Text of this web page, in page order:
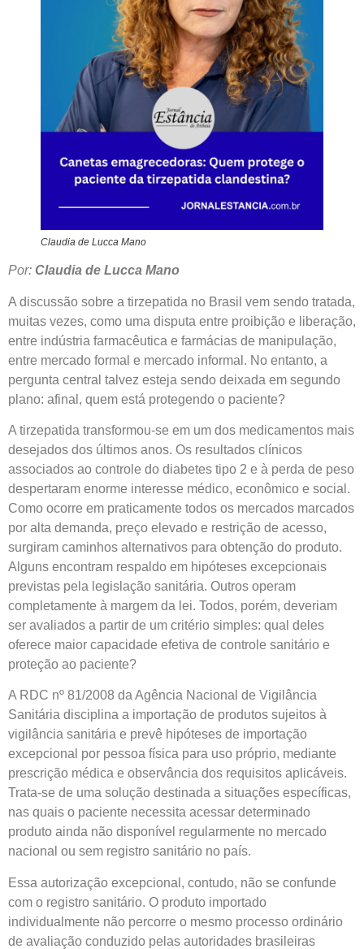
Claudia de Lucca Mano
Por: Claudia de Lucca Mano
A discussão sobre a tirzepatida no Brasil vem sendo tratada,
muitas vezes, como uma disputa entre proibição e liberação,
entre indústria farmacêutica e farmácias de manipulação,
entre mercado formal e mercado informal. No entanto, a
pergunta central talvez esteja sendo deixada em segundo
plano: afinal, quem está protegendo o paciente?
A tirzepatida transformou-se em um dos medicamentos mais
desejados dos últimos anos. Os resultados clínicos
associados ao controle do diabetes tipo 2 e à perda de peso
despertaram enorme interesse médico, econômico e social.
Como ocorre em praticamente todos os mercados marcados
por alta demanda, preço elevado e restrição de acesso,
surgiram caminhos alternativos para obtenção do produto.
Alguns encontram respaldo em hipóteses excepcionais
previstas pela legislação sanitária. Outros operam
completamente à margem da lei. Todos, porém, deveriam
ser avaliados a partir de um critério simples: qual deles
oferece maior capacidade efetiva de controle sanitário e
proteção ao paciente?
A RDC nº 81/2008 da Agência Nacional de Vigilância
Sanitária disciplina a importação de produtos sujeitos à
vigilância sanitária e prevê hipóteses de importação
excepcional por pessoa física para uso próprio, mediante
prescrição médica e observância dos requisitos aplicáveis.
Trata-se de uma solução destinada a situações específicas,
nas quais o paciente necessita acessar determinado
produto ainda não disponível regularmente no mercado
nacional ou sem registro sanitário no país.
Essa autorização excepcional, contudo, não se confunde
com o registro sanitário. O produto importado
individualmente não percorre o mesmo processo ordinário
de avaliação conduzido pelas autoridades brasileiras